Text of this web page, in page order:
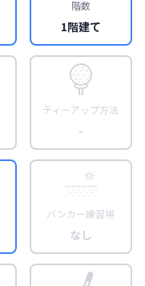
階数
1階建て
ティーアップ方法
-
バンカー練習場
なし